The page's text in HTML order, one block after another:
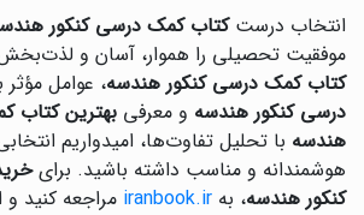
انتخاب درستکتاب کمک درسی کنکور
موفقیت تحصیلی را هموار، آسان و
کتاب کمک درسی کنکور هندسه، عوامل مؤثر
درسی کنکور هندسه و معرفی بهترین کتاب
هندسه با تحلیل تفاوت‌ها، امیدواریم
هوشمندانه و مناسب داشته باشید. برای
کنکور هندسه، به iranbook.ir مراجعه کنید و